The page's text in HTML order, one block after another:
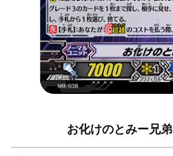
お化けのとみー兄弟